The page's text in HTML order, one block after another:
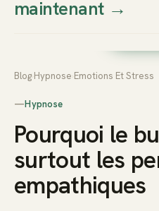
Thierry
Prendre
maintenant→
Blog Hypnose Emotions Et Stress
—Hypnose
Pourquoi le
surtout les
empathiques